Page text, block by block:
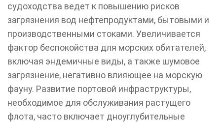
судоходства ведет к повышению рисков
загрязнения вод нефтепродуктами, бытовыми и
производственными стоками. Увеличивается
фактор беспокойства для морских обитателей,
включая эндемичные виды, а также шумовое
загрязнение, негативно влияющее на морскую
фауну. Развитие портовой инфраструктуры,
необходимое для обслуживания растущего
флота, часто включает дноуглубительные